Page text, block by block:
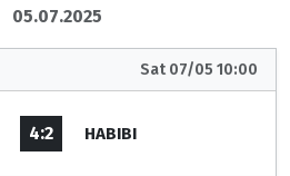
05.07.2025
Sat 07/05 10:00
4:2 HABIBI